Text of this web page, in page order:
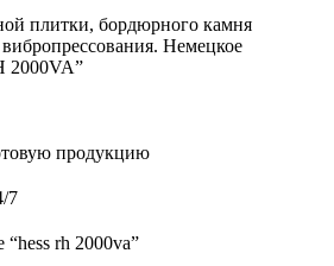
плитки, бордюрного камня
Немецкое
2000VA”
продукцию
7
“hess rh 2000va”